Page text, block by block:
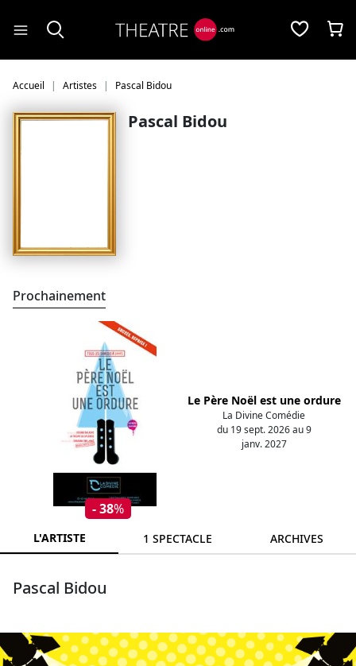
Accueil Artistes Pascal Bidou
Pascal Bidou
Prochainement
- 38%
Le Père Noël est une ordure
La Divine Comédie
du 19 sept. 2026 au 9
janv. 2027
L'ARTISTE 1 SPECTACLE ARCHIVES
Pascal Bidou